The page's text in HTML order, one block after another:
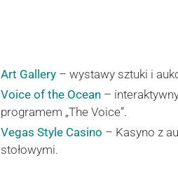
Art Gallery – wystawy sztuki i
Voice of the Ocean –
programem „The Voice”.
Vegas Style Casino – Kasyno z
stołowymi.